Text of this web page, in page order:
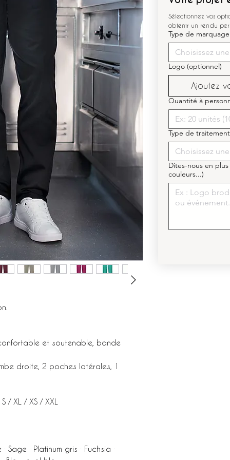
et soutenable, bande
droite, 2 poches latérales, 1
/ XL / XS / XXL
Sage · Platinum gris · Fuchsia ·
Sélectionnez vos
obtenir un rendu
Type de marquage
Choisissez
Logo (optionnel)
Ajoutez
Quantité à
Type de traitement
Choisissez
Dites-nous en
couleurs...)